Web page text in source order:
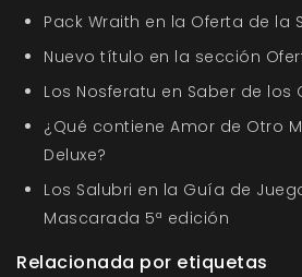
Pack Wraith en la Oferta de la
Nuevo título en la sección
Los Nosferatu en Saber de los
¿Qué contiene Amor de Otro
Deluxe?
Los Salubri en la Guía de
Mascarada 5ª edición
Relacionada por etiquetas